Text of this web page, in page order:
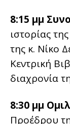
8:15 μμ
ιστορίας
της κ. Νίκο
Κεντρική
διαχρονία
8:30 μμ
Προέδρου